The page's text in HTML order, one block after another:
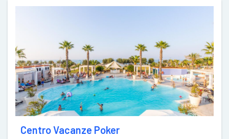
Centro Vacanze Poker